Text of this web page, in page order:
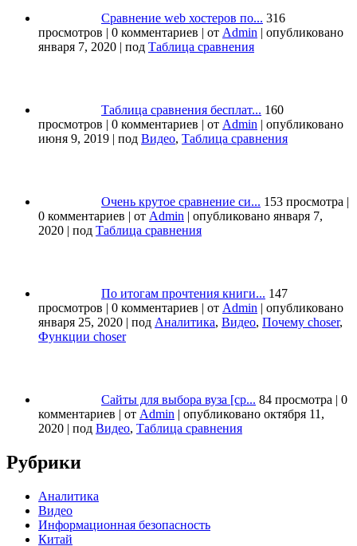
Сравнение web хостеров по... 316
просмотров | 0 комментариев | от Admin | опубликовано
января 7, 2020 | под Таблица сравнения
Таблица сравнения бесплат... 160
просмотров | 0 комментариев | от Admin | опубликовано
июня 9, 2019 | под Видео, Таблица сравнения
Очень крутое сравнение си... 153 просмотра |
0 комментариев | от Admin | опубликовано января 7,
2020 | под Таблица сравнения
По итогам прочтения книги... 147
просмотров | 0 комментариев | от Admin | опубликовано
января 25, 2020 | под Аналитика, Видео, Почему choser,
Функции choser
Сайты для выбора вуза [ср... 84 просмотра | 0
комментариев | от Admin | опубликовано октября 11,
2020 | под Видео, Таблица сравнения
Рубрики
Аналитика
Видео
Информационная безопасность
Китай